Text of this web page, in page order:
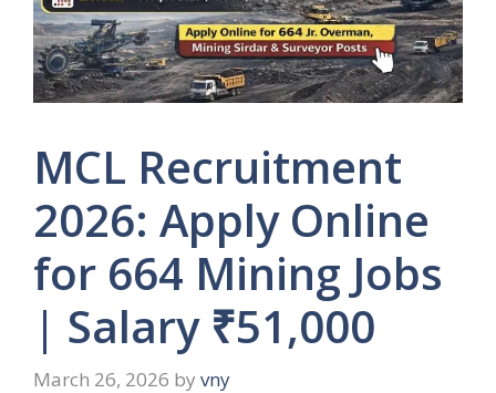
MCL Recruitment
2026: Apply Online
for 664 Mining Jobs
| Salary ₹51,000
March 26, 2026 by vny